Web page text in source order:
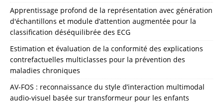
Apprentissage profond de la représentation avec génération
d'échantillons et module d’attention augmentée pour la
classification déséquilibrée des ECG
Estimation et évaluation de la conformité des explications
contrefactuelles multiclasses pour la prévention des
maladies chroniques
AV-FOS : reconnaissance du style d’interaction multimodal
audio-visuel basée sur transformeur pour les enfants